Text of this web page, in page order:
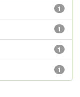
1
1
1
1